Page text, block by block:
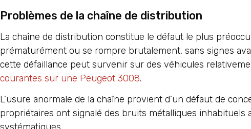
Problèmes de la chaîne de distribution
La chaîne de distribution constitue le défaut le plus
prématurément ou se rompre brutalement, sans signes
cette défaillance peut survenir sur des véhicules
courantes sur une Peugeot 3008.
L’usure anormale de la chaîne provient d’un défaut de
propriétaires ont signalé des bruits métalliques